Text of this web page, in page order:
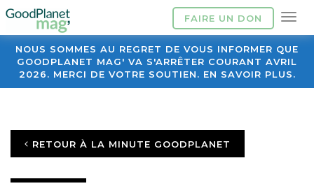
FAIRE UN DON
NOUS SOMMES AU REGRET DE VOUS INFORMER QUE
GOODPLANET MAG' VA S'ARRÊTER COURANT AVRIL
2026. MERCI DE VOTRE SOUTIEN. EN SAVOIR PLUS.
RETOUR À LA MINUTE GOODPLANET